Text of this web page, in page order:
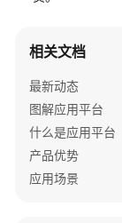
准
AppStage
用
户
指
相关文档
最新动态
图解应用平台
什么是应用平台
产品优势
应用场景